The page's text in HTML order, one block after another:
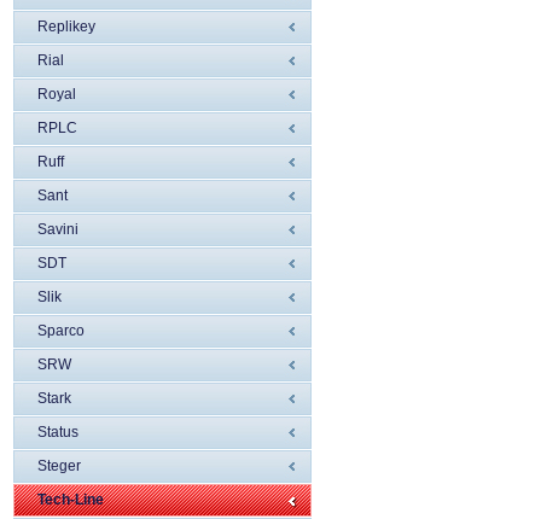
Replikey
Rial
Royal
RPLC
Ruff
Sant
Savini
SDT
Slik
Sparco
SRW
Stark
Status
Steger
Tech-Line